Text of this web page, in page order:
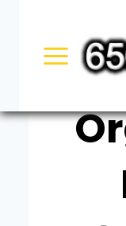
content